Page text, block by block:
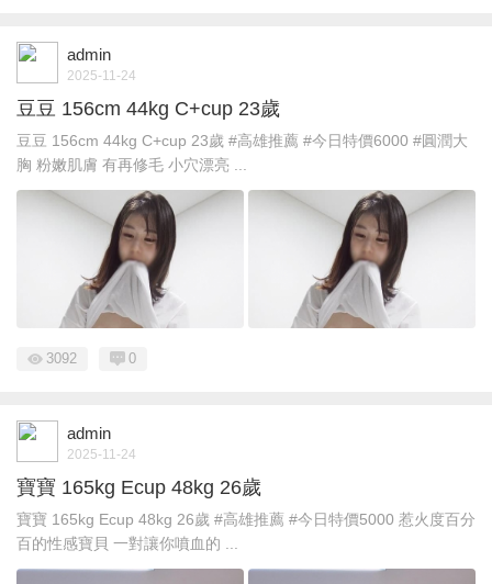
admin
2025-11-24
豆豆 156cm 44kg C+cup 23歲
豆豆 156cm 44kg C+cup 23歲 #高雄推薦 #今日特價6000 #圓潤大
胸 粉嫩肌膚 有再修毛 小穴漂亮 ...
3092 0
admin
2025-11-24
寶寶 165kg Ecup 48kg 26歲
寶寶 165kg Ecup 48kg 26歲 #高雄推薦 #今日特價5000 惹火度百分
百的性感寶貝 一對讓你噴血的 ...